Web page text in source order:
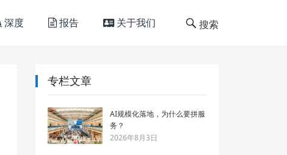
深度 报告 关于我们 搜索
专栏文章
AI规模化落地，为什么要拼服
务？
2026年8月3日